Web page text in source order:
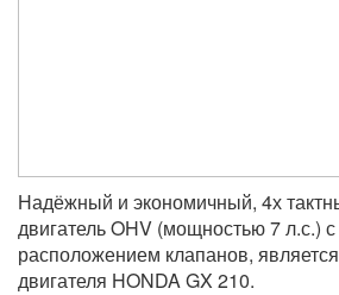
Надёжный и экономичный, 4х
двигатель OHV (мощностью 7 л.с.)
расположением клапанов,
двигателя HONDA GX 210.